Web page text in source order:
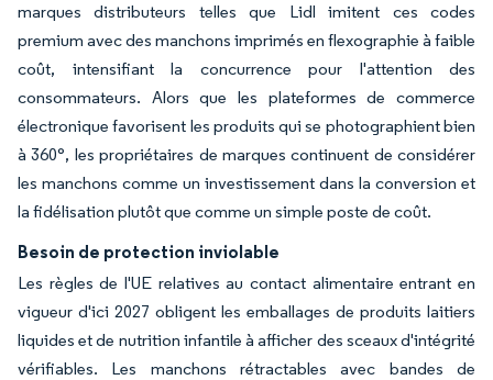
marques distributeurs telles que Lidl imitent ces codes
premium avec des manchons imprimés en flexographie à faible
coût, intensifiant la concurrence pour l'attention des
consommateurs. Alors que les plateformes de commerce
électronique favorisent les produits qui se photographient bien
à 360°, les propriétaires de marques continuent de considérer
les manchons comme un investissement dans la conversion et
la fidélisation plutôt que comme un simple poste de coût.
Besoin de protection inviolable
Les règles de l'UE relatives au contact alimentaire entrant en
vigueur d'ici 2027 obligent les emballages de produits laitiers
liquides et de nutrition infantile à afficher des sceaux d'intégrité
vérifiables.
Les manchons rétractables avec bandes de